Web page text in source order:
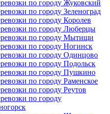
по городу Жуковский
по городу Зеленоград
по городу Королев
по городу Люберцы
по городу Мытищи
по городу Ногинск
по городу Одинцово
по городу Подольск
по городу Пушкино
по городу Раменское
по городу Реутов
по городу